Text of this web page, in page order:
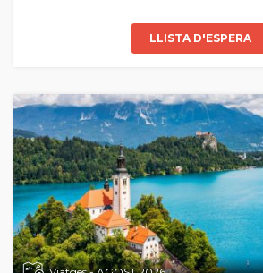
LLISTA D'ESPERA